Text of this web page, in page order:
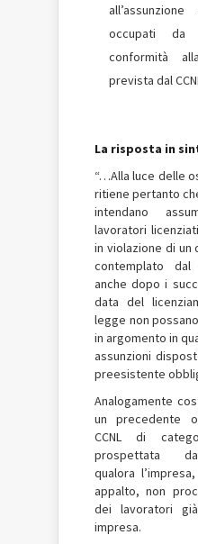
occupati da
conformità
prevista dal
La risposta in
“…Alla luce delle
ritiene pertanto
intendano
lavoratori
in violazione di
contemplato dal
anche dopo i
data del
legge non
in argomento in
assunzioni
preesistente
Analogamente
un precedente
CCNL di
prospettata
qualora
appalto, non
dei lavoratori
impresa.